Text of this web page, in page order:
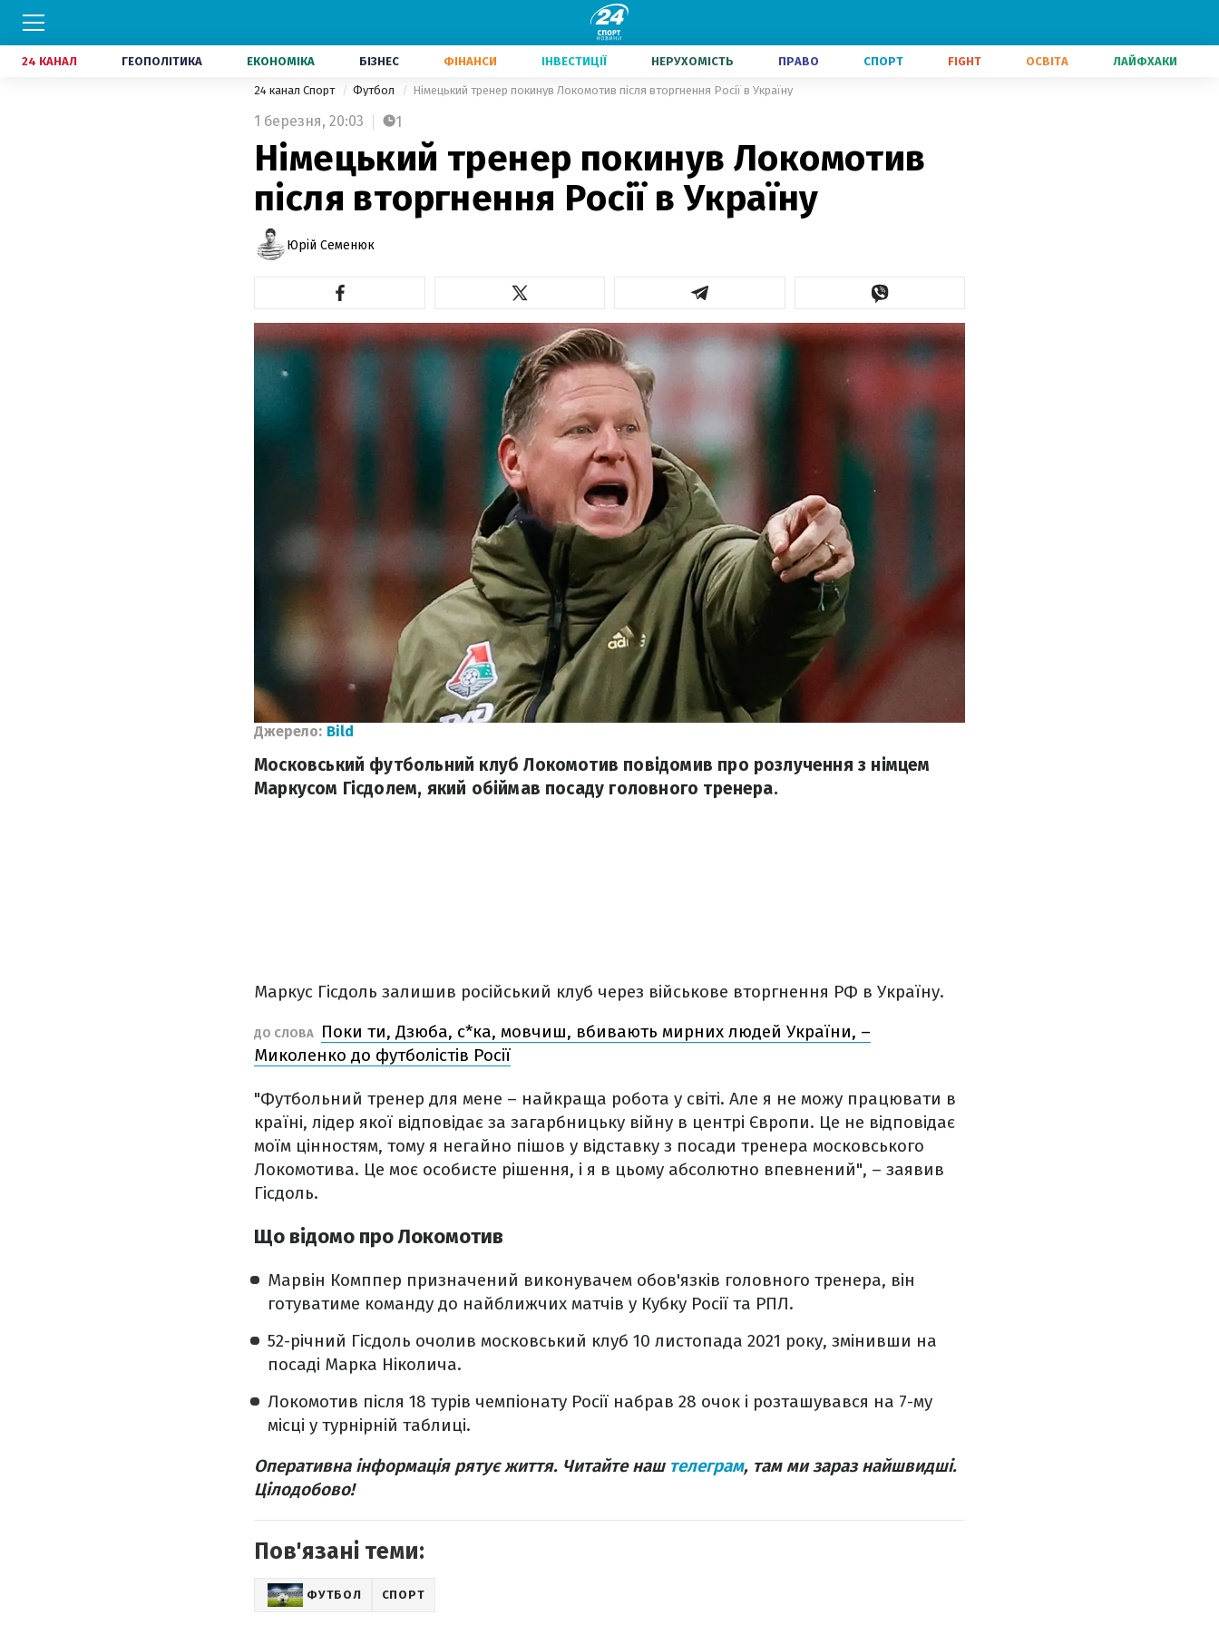
24 КАНАЛ ГЕОПОЛІТИКА ЕКОНОМІКА БІЗНЕС ФІНАНСИ ІНВЕСТИЦІЇ НЕРУХОМІСТЬ ПРАВО СПОРТ FIGHT ОСВІТА ЛАЙФХАКИ
24 канал Спорт Футбол Німецький тренер покинув Локомотив після вторгнення Росії в Україну
1 березня, 20:03 1
Німецький тренер покинув Локомотив
після вторгнення Росії в Україну
Юрій Семенюк
Джерело: Bild
Московський футбольний клуб Локомотив повідомив про розлучення з німцем
Маркусом Гісдолем, який обіймав посаду головного тренера.
Маркус Гісдоль залишив російський клуб через військове вторгнення РФ в Україну.
ДО СЛОВА
Поки ти, Дзюба, с*ка, мовчиш, вбивають мирних людей України, –
Миколенко до футболістів Росії
"Футбольний тренер для мене – найкраща робота у світі. Але я не можу працювати в
країні, лідер якої відповідає за загарбницьку війну в центрі Європи. Це не відповідає
моїм цінностям, тому я негайно пішов у відставку з посади тренера московського
Локомотива. Це моє особисте рішення, і я в цьому абсолютно впевнений", – заявив
Гісдоль.
Що відомо про Локомотив
Марвін Комппер призначений виконувачем обов'язків головного тренера, він
готуватиме команду до найближчих матчів у Кубку Росії та РПЛ.
52-річний Гісдоль очолив московський клуб 10 листопада 2021 року, змінивши на
посаді Марка Ніколича.
Локомотив після 18 турів чемпіонату Росії набрав 28 очок і розташувався на 7-му
місці у турнірній таблиці.
Оперативна інформація рятує життя. Читайте наш телеграм, там ми зараз найшвидші.
Цілодобово!
Пов'язані теми:
ФУТБОЛ СПОРТ